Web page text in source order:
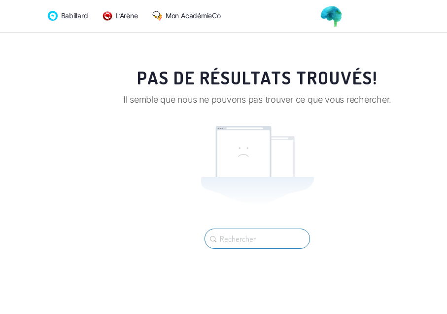
Babillard L’Arène Mon AcadémieCo
PAS DE RÉSULTATS TROUVÉS!
Il semble que nous ne pouvons pas trouver ce que vous rechercher.